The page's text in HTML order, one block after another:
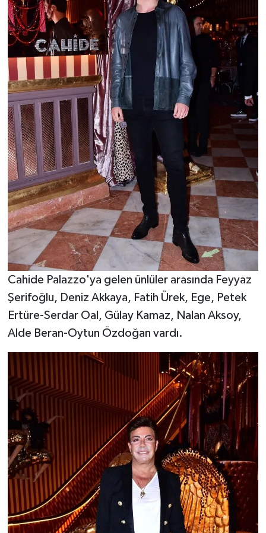
Cahide Palazzo'ya gelen ünlüler arasında Feyyaz
Şerifoğlu, Deniz Akkaya, Fatih Ürek, Ege, Petek
Ertüre-Serdar Oal, Gülay Kamaz, Nalan Aksoy,
Alde Beran-Oytun Özdoğan vardı.